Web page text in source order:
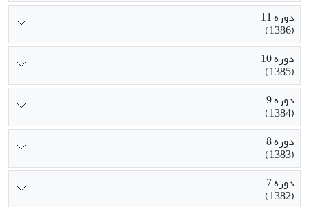
دوره 11
(1386)
دوره 10
(1385)
دوره 9
(1384)
دوره 8
(1383)
دوره 7
(1382)